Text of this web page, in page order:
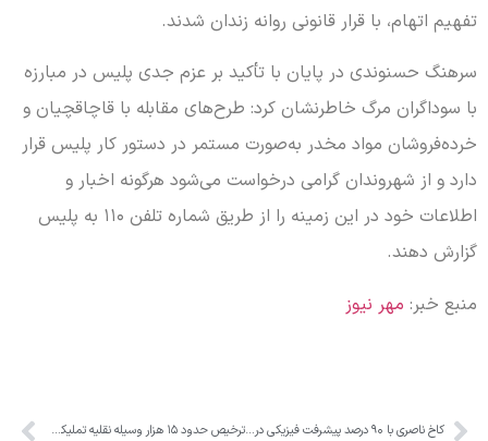
تفهیم اتهام، با قرار قانونی روانه زندان شدند.
سرهنگ حسنوندی در پایان با تأکید بر عزم جدی پلیس در مبارزه
با سوداگران مرگ خاطرنشان کرد: طرح‌های مقابله با قاچاقچیان و
خرده‌فروشان مواد مخدر به‌صورت مستمر در دستور کار پلیس قرار
دارد و از شهروندان گرامی درخواست می‌شود هرگونه اخبار و
اطلاعات خود در این زمینه را از طریق شماره تلفن ۱۱۰ به پلیس
گزارش دهند.
منبع خبر: مهر نیوز
کاخ ناصری با ۹۰ درصد پیشرفت فیزیکی در آستانه بهره‌برداری است ترخیص حدود ۱۵ هزار وسیله نقلیه تملیکی در البرز